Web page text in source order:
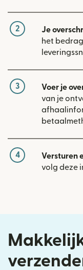
2 Je
het
3 Voer je
van je
4 Versturen
volg deze